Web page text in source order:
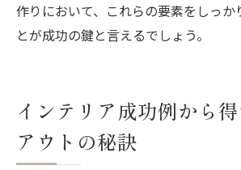
作りにおいて、これらの要素をしっか
とが成功の鍵と言えるでしょう。
インテリア成功例から
アウトの秘訣